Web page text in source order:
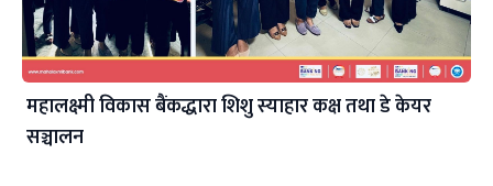
महालक्ष्मी विकास बैंकद्धारा शिशु स्याहार कक्ष तथा डे केयर
सञ्चालन